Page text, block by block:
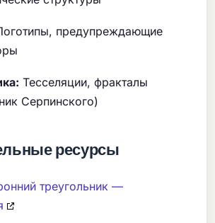
предупреждающие
Тесселяции, фракталы
Серпинского)
ресурсы
треугольник —